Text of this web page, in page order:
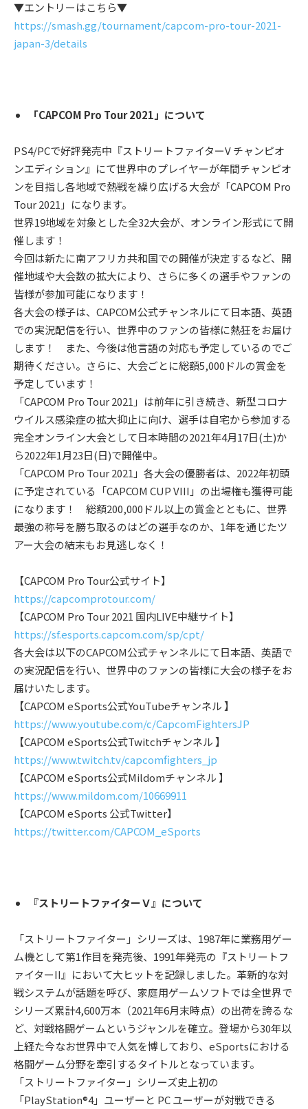
▼エントリーはこちら▼
https://smash.gg/tournament/capcom-pro-tour-2021-
japan-3/details
「CAPCOM Pro Tour 2021」について
PS4/PCで好評発売中『ストリートファイターV チャンピオ
ンエディション』にて世界中のプレイヤーが年間チャンピオ
ンを⽬指し各地域で熱戦を繰り広げる⼤会が「CAPCOM Pro
Tour 2021」になります。
世界19地域を対象とした全32⼤会が、オンライン形式にて開
催します！
今回は新たに南アフリカ共和国での開催が決定するなど、開
催地域や⼤会数の拡⼤により、さらに多くの選⼿やファンの
皆様が参加可能になります！
各⼤会の様⼦は、CAPCOM公式チャンネルにて⽇本語、英語
での実況配信を⾏い、世界中のファンの皆様に熱狂をお届け
します！ また、今後は他⾔語の対応も予定しているのでご
期待ください。さらに、⼤会ごとに総額5,000ドルの賞⾦を
予定しています！
「CAPCOM Pro Tour 2021」は前年に引き続き、新型コロナ
ウイルス感染症の拡⼤抑⽌に向け、選⼿は⾃宅から参加する
完全オンライン⼤会として⽇本時間の2021年4⽉17⽇(⼟)か
ら2022年1⽉23⽇(⽇)で開催中。
「CAPCOM Pro Tour 2021」各⼤会の優勝者は、2022年初頭
に予定されている「CAPCOM CUP VIII」の出場権も獲得可能
になります！ 総額200,000ドル以上の賞⾦とともに、世界
最強の称号を勝ち取るのはどの選⼿なのか、1年を通じたツ
アー⼤会の結末もお⾒逃しなく！
【CAPCOM Pro Tour公式サイト】
https://capcomprotour.com/
【CAPCOM Pro Tour 2021 国内LIVE中継サイト】
https://sf.esports.capcom.com/sp/cpt/
各⼤会は以下のCAPCOM公式チャンネルにて⽇本語、英語で
の実況配信を⾏い、世界中のファンの皆様に⼤会の様⼦をお
届けいたします。
【CAPCOM eSports公式YouTubeチャンネル 】
https://www.youtube.com/c/CapcomFightersJP
【CAPCOM eSports公式Twitchチャンネル 】
https://www.twitch.tv/capcomfighters_jp
【CAPCOM eSports公式Mildomチャンネル 】
https://www.mildom.com/10669911
【CAPCOM eSports 公式Twitter】
https://twitter.com/CAPCOM_eSports
『ストリートファイターＶ』について
「ストリートファイター」シリーズは、1987年に業務⽤ゲー
ム機として第1作⽬を発売後、1991年発売の『ストリートフ
ァイターII』において⼤ヒットを記録しました。⾰新的な対
戦システムが話題を呼び、家庭⽤ゲームソフトでは全世界で
シリーズ累計4,600万本（2021年6⽉末時点）の出荷を誇るな
ど、対戦格闘ゲームというジャンルを確⽴。登場から30年以
上経た今なお世界中で⼈気を博しており、eSportsにおける
格闘ゲーム分野を牽引するタイトルとなっています。
「ストリートファイター」シリーズ史上初の
「PlayStation®4」ユーザーと PC ユーザーが対戦できる